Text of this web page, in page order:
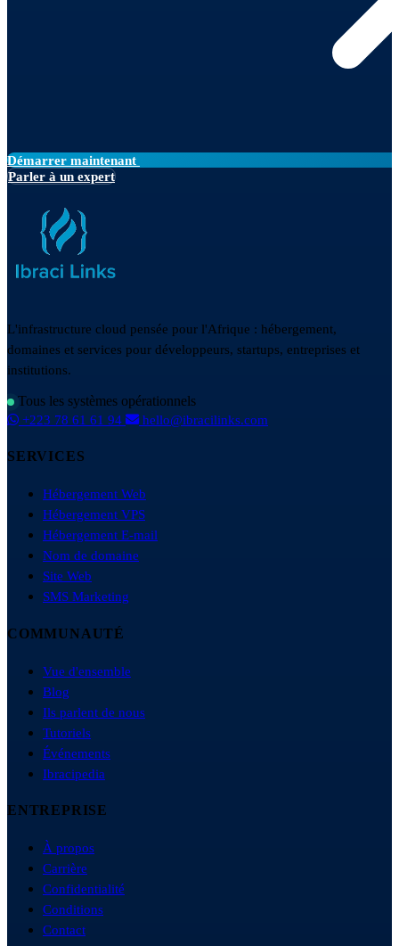
Démarrer maintenant
Parler à un expert
L'infrastructure cloud pensée pour l'Afrique : hébergement,
domaines et services pour développeurs, startups, entreprises et
institutions.
Tous les systèmes opérationnels
+223 78 61 61 94
hello@ibracilinks.com
SERVICES
Hébergement Web
Hébergement VPS
Hébergement E-mail
Nom de domaine
Site Web
SMS Marketing
COMMUNAUTÉ
Vue d'ensemble
Blog
Ils parlent de nous
Tutoriels
Événements
Ibracipedia
ENTREPRISE
À propos
Carrière
Confidentialité
Conditions
Contact